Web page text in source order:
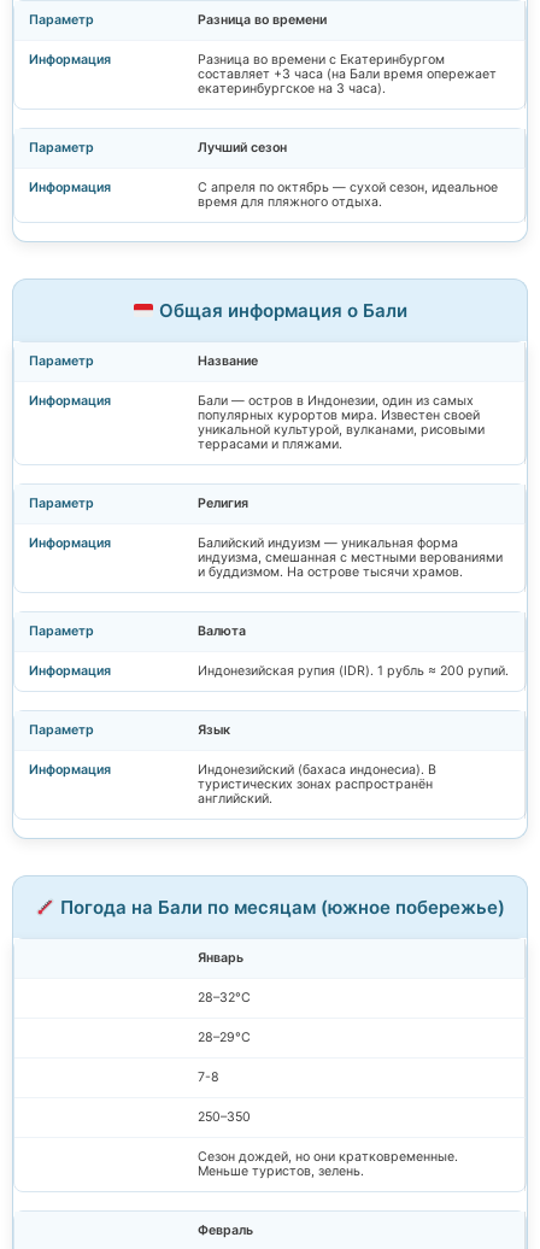
Разница во времени
Разница во времени с Екатеринбургом
составляет +3 часа (на Бали время опережает
екатеринбургское на 3 часа).
Лучший сезон
С апреля по октябрь — сухой сезон, идеальное
время для пляжного отдыха.
Общая информация о Бали
Название
Бали — остров в Индонезии, один из самых
популярных курортов мира. Известен своей
уникальной культурой, вулканами, рисовыми
террасами и пляжами.
Религия
Балийский индуизм — уникальная форма
индуизма, смешанная с местными верованиями
и буддизмом. На острове тысячи храмов.
Валюта
Индонезийская рупия (IDR). 1 рубль ≈ 200 рупий.
Язык
Индонезийский (бахаса индонесиа). В
туристических зонах распространён
английский.
Погода на Бали по месяцам (южное побережье)
Январь
28–32°C
28–29°C
7-8
250–350
Сезон дождей, но они кратковременные.
Меньше туристов, зелень.
Февраль